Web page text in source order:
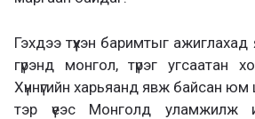
Гэхдээ түүхэн баримтыг ажиглахад
гүрэнд монгол, түрэг угсаатан
Хүннүгийн харьяанд явж байсан
тэр үеэс Монголд уламжилж